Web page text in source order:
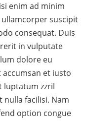
enim ad minim
suscipit
consequat. Duis
in vulputate
dolore eu
et iusto
luptatum zzril
nulla facilisi. Nam
option congue